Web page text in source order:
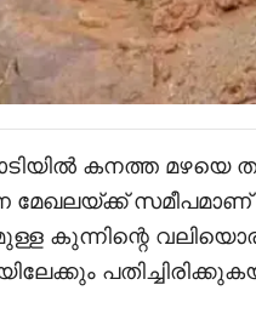
കനത്ത മഴയെ
സമീപമാണ്
കുന്നിന്റെ